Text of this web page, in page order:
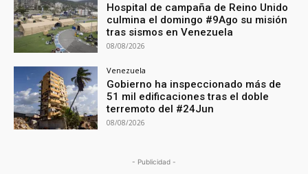
Hospital de campaña de Reino Unido
culmina el domingo #9Ago su misión
tras sismos en Venezuela
08/08/2026
Venezuela
Gobierno ha inspeccionado más de
51 mil edificaciones tras el doble
terremoto del #24Jun
08/08/2026
- Publicidad -